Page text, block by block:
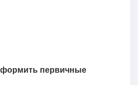
первичные